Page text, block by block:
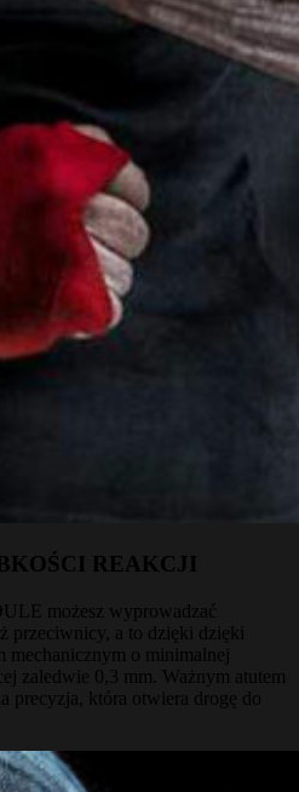
REAKCJI
możesz wyprowadzać
przeciwnicy, a to dzięki dzięki
mechanicznym o minimalnej
zaledwie 0,3 mm. Ważnym atutem
precyzja, która otwiera drogę do